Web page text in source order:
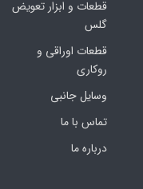
قطعات و ابزار تعویض
گلس
قطعات اوراقی و
روکاری
وسایل جانبی
تماس با ما
درباره ما